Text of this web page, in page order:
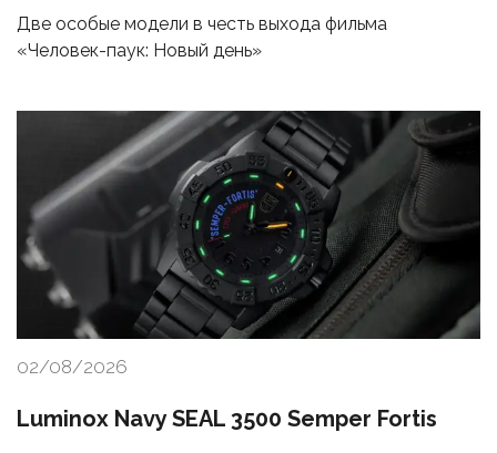
Две особые модели в честь выхода фильма
«Человек-паук: Новый день»
02/08/2026
Luminox Navy SEAL 3500 Semper Fortis